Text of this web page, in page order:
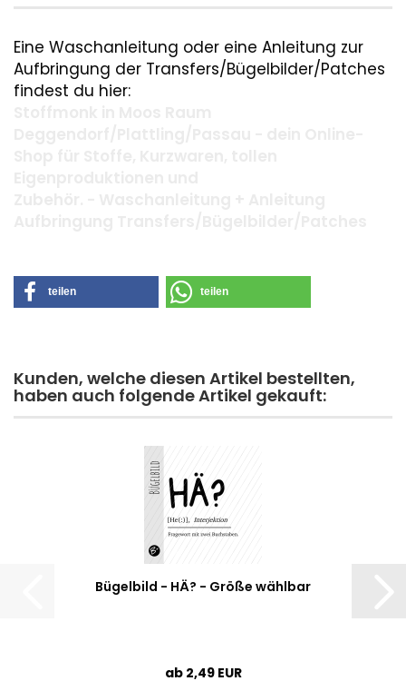
Eine Waschanleitung oder eine Anleitung zur
Aufbringung der Transfers/Bügelbilder/Patches
findest du hier:
teilen teilen
Kunden, welche diesen Artikel bestellten,
haben auch folgende Artikel gekauft:
Bügelbild - HÄ? - Größe wählbar
ab 2,49 EUR